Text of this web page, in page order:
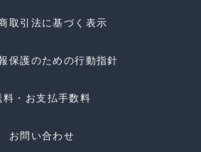
取引法に基づく表示
保護のための行動指針
料・お支払手数料
お問い合わせ